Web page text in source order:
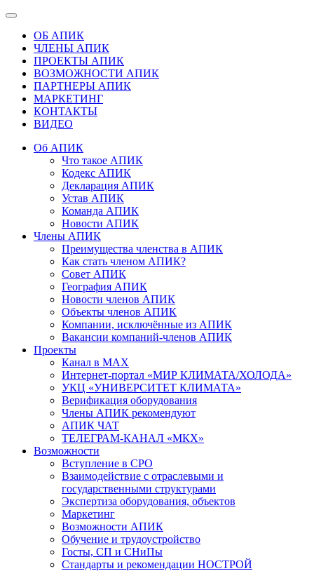
ОБ АПИК
ЧЛЕНЫ АПИК
ПРОЕКТЫ АПИК
ВОЗМОЖНОСТИ АПИК
ПАРТНЕРЫ АПИК
МАРКЕТИНГ
КОНТАКТЫ
ВИДЕО
Об АПИК
Что такое АПИК
Кодекс АПИК
Декларация АПИК
Устав АПИК
Команда АПИК
Новости АПИК
Члены АПИК
Преимущества членства в АПИК
Как стать членом АПИК?
Совет АПИК
География АПИК
Новости членов АПИК
Объекты членов АПИК
Компании, исключённые из АПИК
Вакансии компаний-членов АПИК
Проекты
Канал в MAX
Интернет-портал «МИР КЛИМАТА/ХОЛОДА»
УКЦ «УНИВЕРСИТЕТ КЛИМАТА»
Верификация оборудования
Члены АПИК рекомендуют
АПИК ЧАТ
ТЕЛЕГРАМ-КАНАЛ «МКХ»
Возможности
Вступление в СРО
Взаимодействие с отраслевыми и
государственными структурами
Экспертиза оборудования, объектов
Маркетинг
Возможности АПИК
Обучение и трудоустройство
Госты, СП и СНиПы
Стандарты и рекомендации НОСТРОЙ